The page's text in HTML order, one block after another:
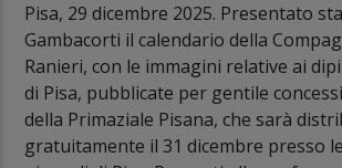
Pisa, 29 dicembre 2025. Presentato
Gambacorti il calendario della
Ranieri, con le immagini relative ai
di Pisa, pubblicate per gentile
della Primaziale Pisana, che sarà
gratuitamente il 31 dicembre presso